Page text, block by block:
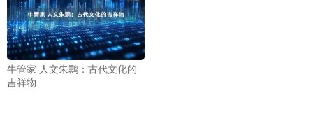
牛管家 人文朱鹮：古代文化的
吉祥物